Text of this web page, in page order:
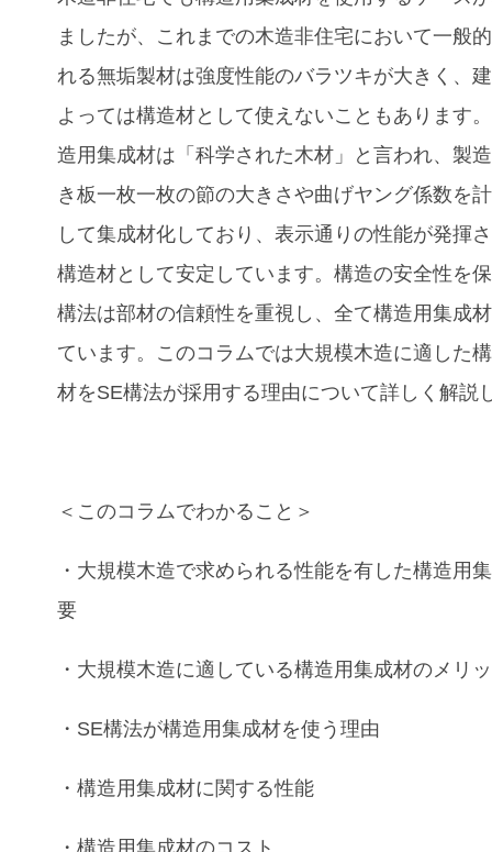
ましたが、これまでの木造非住宅において一般
れる無垢製材は強度性能のバラツキが大きく、
よっては構造材として使えないこともあります
造用集成材は「科学された木材」と言われ、製
き板一枚一枚の節の大きさや曲げヤング係数を
して集成材化しており、表示通りの性能が発揮
構造材として安定しています。構造の安全性を
構法は部材の信頼性を重視し、全て構造用集成
ています。このコラムでは大規模木造に適した
材をSE構法が採用する理由について詳しく解説
＜このコラムでわかること＞
・ 大規模木造で求められる性能を有した構造用
要
・ 大規模木造に適している構造用集成材のメリ
・ SE構法が構造用集成材を使う理由
・構造用集成材に関する性能